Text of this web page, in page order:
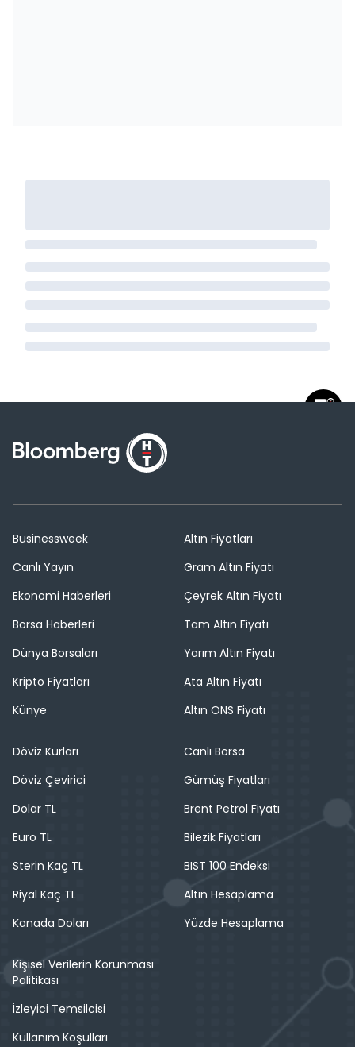
Businessweek
Canlı Yayın
Ekonomi Haberleri
Borsa Haberleri
Dünya Borsaları
Kripto Fiyatları
Künye
Altın Fiyatları
Gram Altın Fiyatı
Çeyrek Altın Fiyatı
Tam Altın Fiyatı
Yarım Altın Fiyatı
Ata Altın Fiyatı
Altın ONS Fiyatı
Döviz Kurları
Döviz Çevirici
Dolar TL
Euro TL
Sterin Kaç TL
Riyal Kaç TL
Kanada Doları
Canlı Borsa
Gümüş Fiyatları
Brent Petrol Fiyatı
Bilezik Fiyatları
BIST 100 Endeksi
Altın Hesaplama
Yüzde Hesaplama
Kişisel Verilerin Korunması
Politikası
İzleyici Temsilcisi
Kullanım Koşulları